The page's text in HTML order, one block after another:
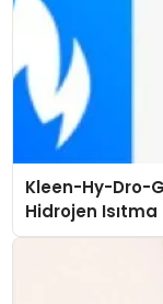
Kleen-Hy-Dro-
Hidrojen
Düzenleyici